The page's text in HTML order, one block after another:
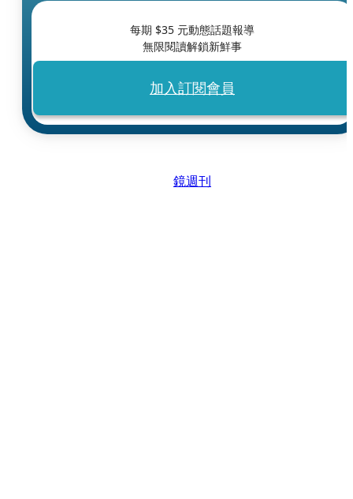
每期 $35 元動態話題報導
無限閱讀解鎖新鮮事
加入訂閱會員
鏡週刊